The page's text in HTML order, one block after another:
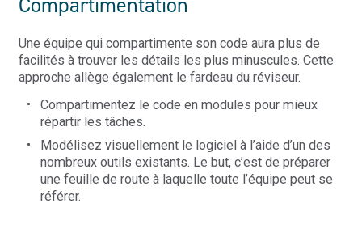
Une équipe qui compartimente son code aura plus de
facilités à trouver les détails les plus minuscules. Cette
approche allège également le fardeau du réviseur.
Compartimentez le code en modules pour mieux
répartir les tâches.
Modélisez visuellement le logiciel à l’aide d’un des
nombreux outils existants. Le but, c’est de préparer
une feuille de route à laquelle toute l’équipe peut se
référer.